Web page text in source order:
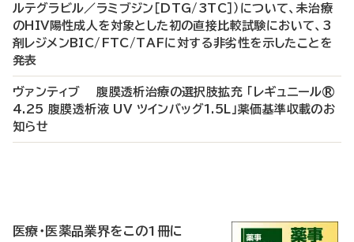
ルテグラビル／ラミブジン［DTG/3TC］）について、未治療
のHIV陽性成人を対象とした初の直接比較試験において、3
剤レジメンBIC/FTC/TAFに対する非劣性を示したことを
発表
ヴァンティブ 腹膜透析治療の選択肢拡充 「レギュニール®
4.25 腹膜透析液 UV ツインバッグ1.5L」薬価基準収載のお
知らせ
医療・医薬品業界をこの1冊に